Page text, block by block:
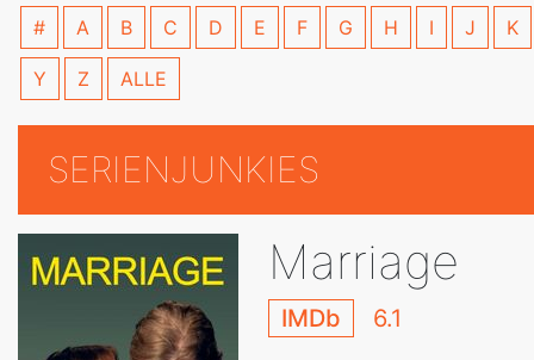
# A B C D E F G H I J K
Y Z ALLE
SERIENJUNKIES
Marriage
IMDb 6.1